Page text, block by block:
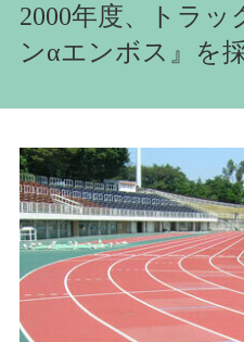
2000年度、トラッ
ンαエンボス』を